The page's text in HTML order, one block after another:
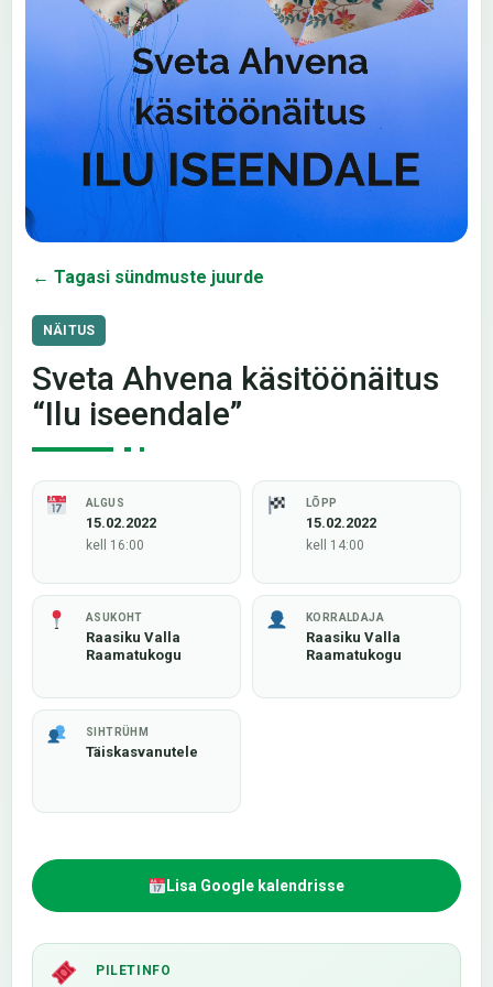
← Tagasi sündmuste juurde
NÄITUS
Sveta Ahvena käsitöönäitus
“Ilu iseendale”
ALGUS
15.02.2022
kell 16:00
LÕPP
15.02.2022
kell 14:00
ASUKOHT
Raasiku Valla
Raamatukogu
KORRALDAJA
Raasiku Valla
Raamatukogu
SIHTRÜHM
Täiskasvanutele
Lisa Google kalendrisse
PILETINFO